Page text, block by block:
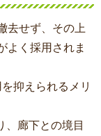
去せず、その上
よく採用されま
を抑えられるメリ
、廊下との境目